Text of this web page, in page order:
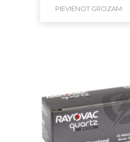
PIEVIENOT GROZAM